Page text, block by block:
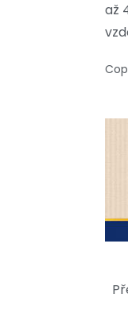
až